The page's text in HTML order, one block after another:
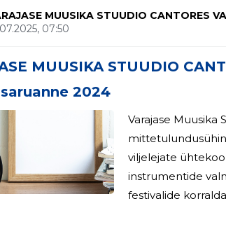
MUUSIKA STUUDIO CANTORES
07:50
MUUSIKA STUUDIO
2024
Varajase Muusika
viljelejate
instrumentide
festivalide
Kultuuri- ja